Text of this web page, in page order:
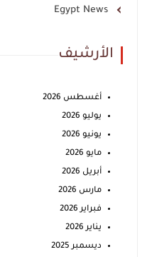
Egypt News
الأرشيف
أغسطس 2026
يوليو 2026
يونيو 2026
مايو 2026
أبريل 2026
مارس 2026
فبراير 2026
يناير 2026
ديسمبر 2025